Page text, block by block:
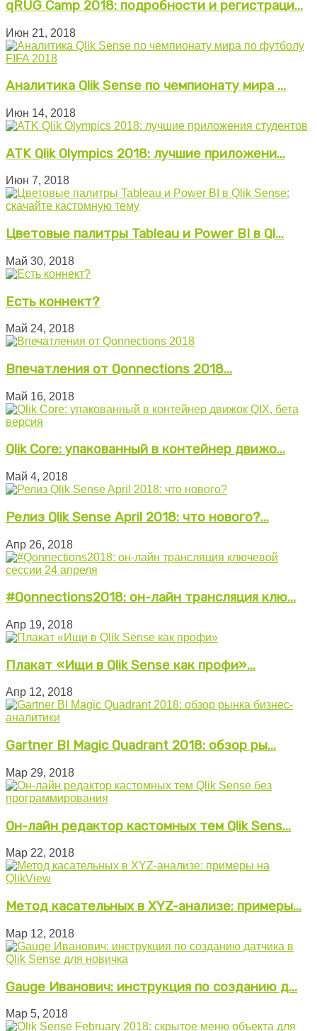
qRUG Camp 2018: подробности и регистраци...
Июн 21, 2018
Аналитика Qlik Sense по чемпионату мира ...
Июн 14, 2018
ATK Qlik Olympics 2018: лучшие приложени...
Июн 7, 2018
Цветовые палитры Tableau и Power BI в Ql...
Май 30, 2018
Есть коннект?
Май 24, 2018
Впечатления от Qonnections 2018...
Май 16, 2018
Qlik Core: упакованный в контейнер движо...
Май 4, 2018
Релиз Qlik Sense April 2018: что нового?...
Апр 26, 2018
#Qonnections2018: он-лайн трансляция клю...
Апр 19, 2018
Плакат «Ищи в Qlik Sense как профи»...
Апр 12, 2018
Gartner BI Magic Quadrant 2018: обзор ры...
Мар 29, 2018
Он-лайн редактор кастомных тем Qlik Sens...
Мар 22, 2018
Метод касательных в XYZ-анализе: примеры...
Мар 12, 2018
Gauge Иванович: инструкция по созданию д...
Мар 5, 2018